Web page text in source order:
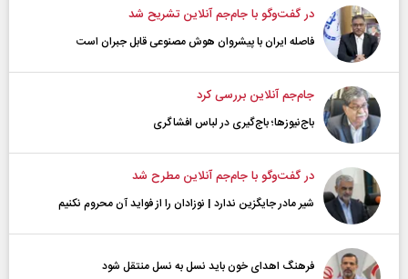
در گفت‌و‌گو با جام‌جم آنلاین تشریح شد
فاصله ایران با پیشرو‌ان هوش مصنوعی قابل جبران است
جام‌جم آنلاین بررسی کرد
باج‌نیوزها؛ باج‌گیری در لباس افشاگری
در گفت‌و‌گو با جام‌جم آنلاین مطرح شد
شیر مادر جایگزین ندارد | نوزادان را از فواید آن محروم نکنیم
فرهنگ اهدای خون باید نسل به نسل منتقل شود